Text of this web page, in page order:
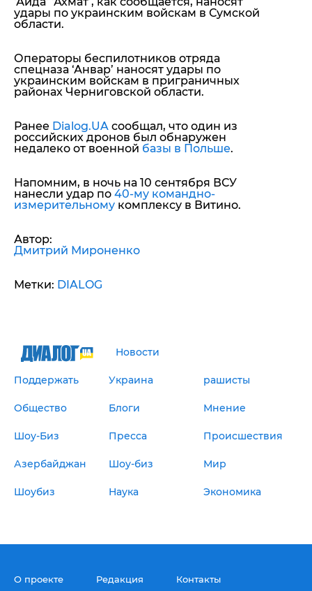
удары по украинским войскам в Сумской
области.
Операторы беспилотников отряда
спецназа ‘Анвар’ наносят удары по
украинским войскам в приграничных
районах Черниговской области.
Ранее Dialog.UA сообщал, что один из
российских дронов был обнаружен
недалеко от военной базы в Польше.
Напомним, в ночь на 10 сентября ВСУ
нанесли удар по 40-му командно-
измерительному комплексу в Витино.
Автор:
Дмитрий Мироненко
Метки: DIALOG
Новости
Поддержать Украина рашисты
Общество Блоги Мнение
Шоу-Биз Пресса Происшествия
Азербайджан Шоу-биз Мир
Шоубиз Наука Экономика
О проекте Редакция Контакты